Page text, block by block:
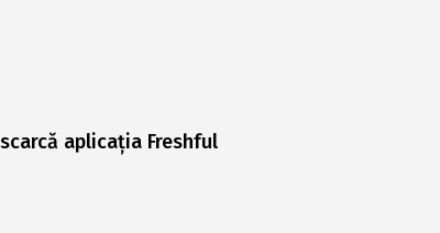
aplicația Freshful